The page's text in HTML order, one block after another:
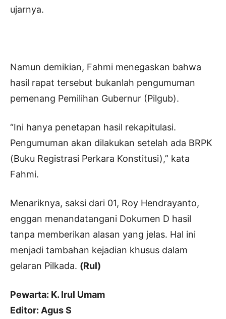
ujarnya.
Namun demikian, Fahmi menegaskan bahwa
hasil rapat tersebut bukanlah pengumuman
pemenang Pemilihan Gubernur (Pilgub).
“Ini hanya penetapan hasil rekapitulasi.
Pengumuman akan dilakukan setelah ada BRPK
(Buku Registrasi Perkara Konstitusi),” kata
Fahmi.
Menariknya, saksi dari 01, Roy Hendrayanto,
enggan menandatangani Dokumen D hasil
tanpa memberikan alasan yang jelas. Hal ini
menjadi tambahan kejadian khusus dalam
gelaran Pilkada. (Rul)
Pewarta: K. Irul Umam
Editor: Agus S